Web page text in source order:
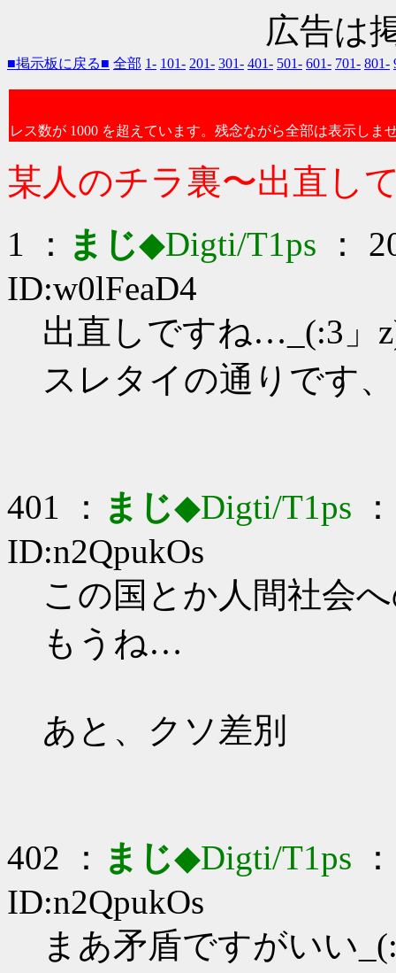
広告は
■掲示板に戻る■ 全部 1- 101- 201- 301- 401- 501- 601- 701- 801-
レス数が 1000 を超えています。残念ながら全部は表示しま
某人のチラ裏〜出直し
1 ： まじ◆Digti/T1ps ：
ID:w0lFeaD4
出直しですね…_(:3」
スレタイの通りです
401 ： まじ◆Digti/T1ps
ID:n2QpukOs
この国とか人間社会
もうね…
あと、クソ差別
402 ： まじ◆Digti/T1ps
ID:n2QpukOs
まあ矛盾ですがいい